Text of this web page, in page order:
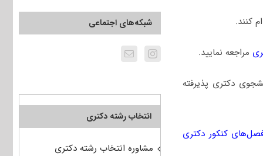
کنند.
مراجعه نمایید.
دکتری پذیرفته
کنکور دکتری
شبکه‌های اجتماعی
انتخاب رشته دکتری
مشاوره انتخاب رشته دکتری